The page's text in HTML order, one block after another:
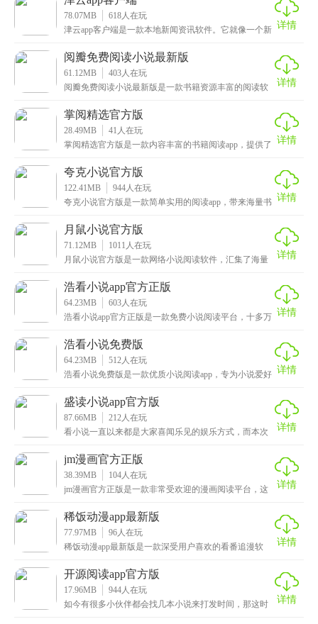
78.07MB 618 人在玩
津云app客户端是一款本地新闻资讯软件。它就像一个新 详情
阅瓣免费阅读小说最新版
61.12MB 403 人在玩
阅瓣免费阅读小说最新版是一款书籍资源丰富的阅读软
读，
详情
掌阅精选官方版
28.49MB 41 人在玩
掌阅精选官方版是一款内容丰富的书籍阅读app，提供了
详情
夸克小说官方版
122.41MB 944 人在玩
夸克小说官方版是一款简单实用的阅读app，带来海量书 详情
月鼠小说官方版
71.12MB 1011 人在玩
月鼠小说官方版是一款网络小说阅读软件，汇集了海量
游戏
详情
浩看小说app官方正版
64.23MB 603 人在玩
浩看小说app官方正版是一款免费小说阅读平台，十多万 详情
浩看小说免费版
64.23MB 512 人在玩
浩看小说免费版是一款优质小说阅读app，专为小说爱好 详情
盛读小说app官方版
87.66MB 212 人在玩
看小说一直以来都是大家喜闻乐见的娱乐方式，而本次
详情
jm漫画官方正版
38.39MB 104 人在玩
jm漫画官方正版是一款非常受欢迎的漫画阅读平台，这
都
详情
稀饭动漫app最新版
77.97MB 96 人在玩
稀饭动漫app最新版是一款深受用户喜欢的看番追漫软
用
详情
开源阅读app官方版
17.96MB 944 人在玩
如今有很多小伙伴都会找几本小说来打发时间，那这时
详情